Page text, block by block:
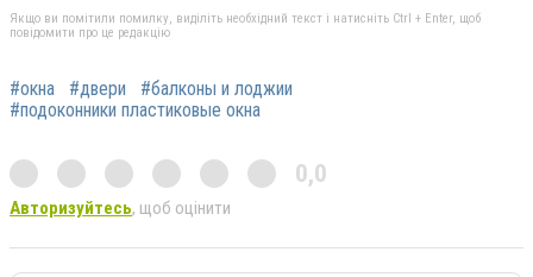
Якщо ви помітили помилку, виділіть необхідний текст і натисніть Ctrl + Enter, щоб
повідомити про це редакцію
#окна #двери
#балконы и лоджии
#подоконники пластиковые окна
0,0
Авторизуйтесь, щоб оцінити